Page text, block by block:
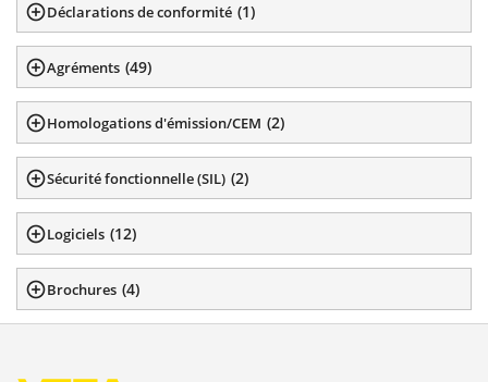
Déclarations de conformité (1)
Agréments (49)
Homologations d'émission/CEM (2)
Sécurité fonctionnelle (SIL) (2)
Logiciels (12)
Brochures (4)